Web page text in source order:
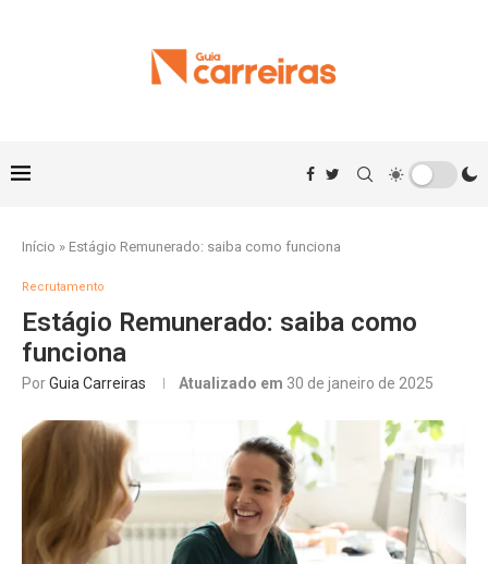
Início » Estágio Remunerado: saiba como funciona
Recrutamento
Estágio Remunerado: saiba como
funciona
PorGuia Carreiras Atualizado em 30 de janeiro de 2025